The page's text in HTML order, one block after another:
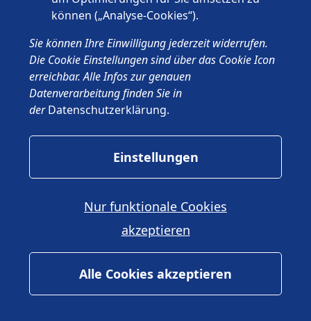
Kontakt
Vorname *
Telefonnummer *
E-Mail-Adresse *
können („Analyse-Cookies“).
Sie können Ihre Einwilligung jederzeit widerrufen.
Die Cookie Einstellungen sind über das Cookie Icon
erreichbar. Alle Infos zur genauen
Datenverarbeitung finden Sie in
der Datenschutzerklärung.
Einstellungen
Nur funktionale Cookies
akzeptieren
Alle Cookies akzeptieren